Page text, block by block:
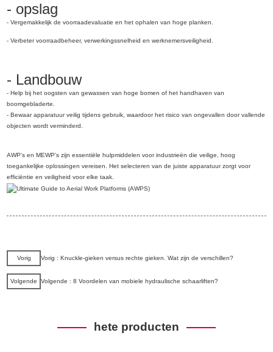
- opslag
- Vergemakkelijk de voorraadevaluatie en het ophalen van hoge planken.
- Verbeter voorraadbeheer, verwerkingssnelheid en werknemersveiligheid.
- Landbouw
- Help bij het oogsten van gewassen van hoge bomen of het handhaven van
boomgebladerte.
- Bewaar apparatuur veilig tijdens gebruik, waardoor het risico van ongevallen door vallende
objecten wordt verminderd.
AWP's en MEWP's zijn essentiële hulpmiddelen voor industrieën die veilige, hoog
toegankelijke oplossingen vereisen. Het selecteren van de juiste apparatuur zorgt voor
efficiëntie en veiligheid voor elke taak.
Vorig Vorig : Knuckle-gieken versus rechte gieken. Wat zijn de verschillen?
Volgende Volgende : 8 Voordelen van mobiele hydraulische schaarliften?
hete producten